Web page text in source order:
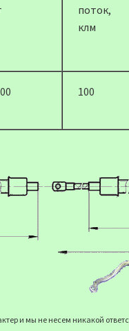
поток,
клм
100
и мы не несем никакой